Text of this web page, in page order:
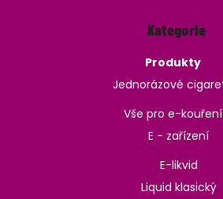
Kategorie
Produkty
Jednorázové
Vše pro e-kouření
E - zařízení
E-likvid
Liquid klasický